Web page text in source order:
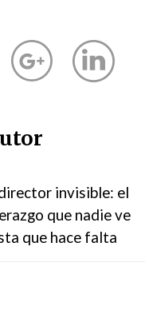
invisible: el
que nadie ve
que hace falta